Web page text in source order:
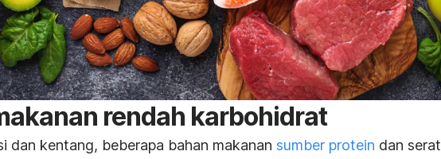
rendah karbohidrat
dan kentang, beberapa bahan makanan sumber protein dan serat